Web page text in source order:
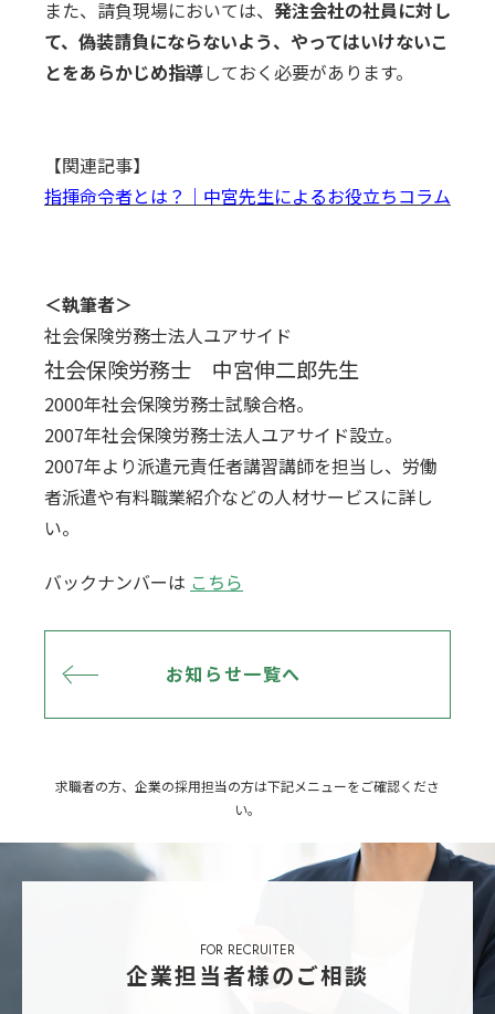
また、請負現場においては、 発注会社の社員に対し
て、偽装請負にならないよう、やってはいけないこ
とをあらかじめ指導しておく必要があります。
【関連記事】
指揮命令者とは？｜中宮先生によるお役立ちコラム
＜執筆者＞
社会保険労務士法人ユアサイド
社会保険労務士 中宮伸二郎先生
2000年社会保険労務士試験合格。
2007年社会保険労務士法人ユアサイド設立。
2007年より派遣元責任者講習講師を担当し、労働
者派遣や有料職業紹介などの人材サービスに詳し
い。
バックナンバーは こちら
お知らせ一覧へ
求職者の方、企業の採用担当の方は下記メニューをご確認くださ
い。
FOR RECRUITER
企業担当者様のご相談